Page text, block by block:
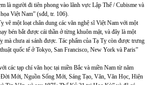
là người đi tiên phong vào lãnh vực Lập Thể / Cubisme và
Việt Nam” (sđd, tr. 106).
vẽ một loạt chân dung các văn nghệ sĩ Việt Nam với một
bén bắt được cái thần ở từng khuôn mặt, và đây là một
mà chưa ai sánh được. Tác phẩm của Tạ Tỵ còn được trưng
quốc tế ở Tokyo, San Francisco, New York và Paris”
các tạp chí văn học tại miền Bắc và miền Nam từ năm
Mới, Nguồn Sống Mới, Sáng Tạo, Văn, Văn Học, Hiện